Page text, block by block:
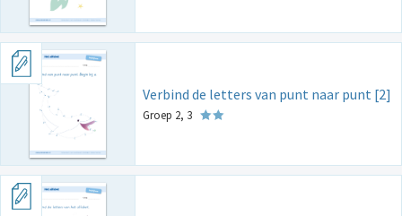
Verbind de letters van punt naar punt [2]
Groep 2, 3